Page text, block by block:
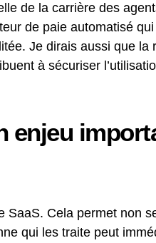
de la carrière des
de paie automatisé
Je dirais aussi que la
à sécuriser
enjeu
SaaS. Cela permet non
qui les traite peut